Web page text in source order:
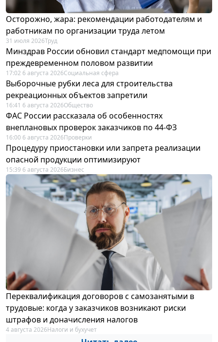
Осторожно, жара: рекомендации работодателям и
работникам по организации труда летом
31 июля 2026Труд
Минздрав России обновил стандарт медпомощи при
преждевременном половом развитии
17:02 6 августа 2026Социальная сфера
Выборочные рубки леса для строительства
рекреационных объектов запретили
16:41 6 августа 2026Общество
ФАС России рассказала об особенностях
внеплановых проверок заказчиков по 44-ФЗ
16:00 6 августа 2026Проверки
Процедуру приостановки или запрета реализации
опасной продукции оптимизируют
15:39 6 августа 2026Бизнес
Переквалификация договоров с самозанятыми в
трудовые: когда у заказчиков возникают риски
штрафов и доначисления налогов
4 августа 2026Налоги и бухучет